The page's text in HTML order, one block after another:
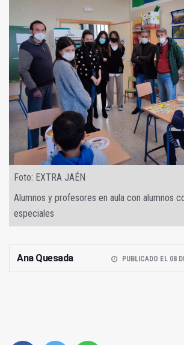
Foto: EXTRA JAÉN
Alumnos y profesores en aula con alumnos
especiales
Ana Quesada PUBLICADO EL 08